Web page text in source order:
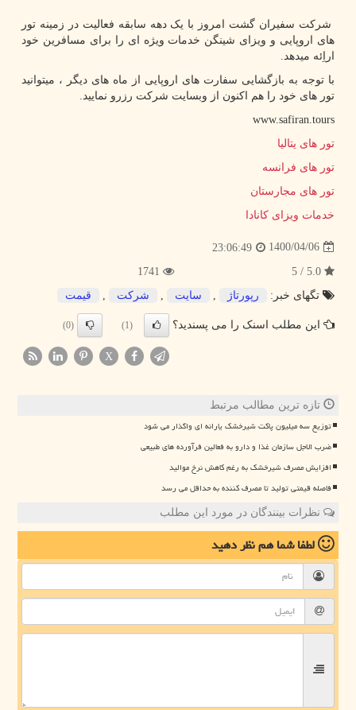
شرکت سفیران گشت امروز با یک دهه سابقه فعالیت در زمینه تور
های اروپایی و ویزای شینگن خدمات ویژه ای را برای مسافرین خود
اراِئه میدهد.
با توجه به بازگشایی سفارت های اروپایی از ماه های دیگر ، میتوانید
تور های خود را هم اکنون از وبسایت شرکت رزرو نمایید.
www.safiran.tours
تور های یتالیا
تور های فرانسه
تور های مجارستان
خدمات ویزای کانادا
1400/04/06
23:06:49
تگهای خبر:
رپورتاژ سایت شركت قیمت
این مطلب اسنک را می پسندید؟ (1)
(0)
X
تازه ترین مطالب مرتبط
توزیع سه میلیون پاکت شیرخشک یارانه ای واگذار می شود
ضرب الاجل سازمان غذا و دارو به فعالین فرآورده های طبیعی
افزایش مصرف شیرخشک به رغم کاهش نرخ موالید
فاصله قیمتی تولید تا مصرف کننده به حداقل می رسد
نظرات بینندگان در مورد این مطلب
لطفا شما همنظر دهید